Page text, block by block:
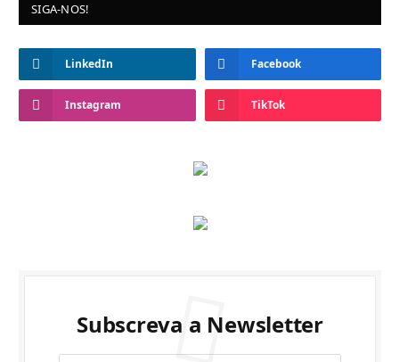
SIGA-NOS!
LinkedIn Facebook
Instagram TikTok
Subscreva a Newsletter